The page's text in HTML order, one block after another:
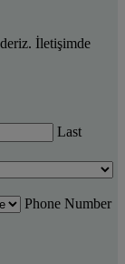
İletişimde
Last
Phone Number